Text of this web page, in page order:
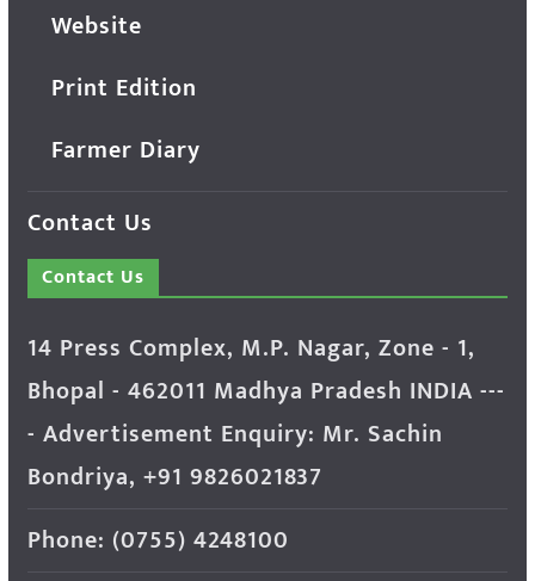
Website
Print Edition
Farmer Diary
Contact Us
Contact Us
14 Press Complex, M.P. Nagar, Zone - 1,
Bhopal - 462011 Madhya Pradesh INDIA ---
- Advertisement Enquiry: Mr. Sachin
Bondriya, +91 9826021837
Phone: (0755) 4248100